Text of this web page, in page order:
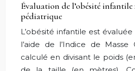
Évaluation de l’obésité infantile
pédiatrique
L’obésité infantile est
l’aide de l’Indice de Masse
calculé en divisant le poids